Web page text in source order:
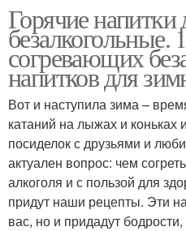
Зимние напитки
Горячие
безалкогольные.
согревающих
напитков для
Вот и наступила зима –
катаний на лыжах и
посиделок с друзьями и
актуален вопрос: чем
алкоголя и с пользой для
придут наши рецепты. Эти
вас, но и придадут